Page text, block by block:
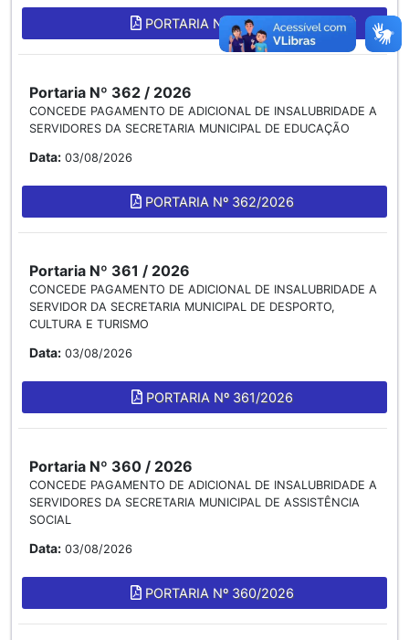
PORTARIA Nº 363/2026
Portaria Nº 362 / 2026
CONCEDE PAGAMENTO DE ADICIONAL DE INSALUBRIDADE A
SERVIDORES DA SECRETARIA MUNICIPAL DE EDUCAÇÃO
Data: 03/08/2026
PORTARIA Nº 362/2026
Portaria Nº 361 / 2026
CONCEDE PAGAMENTO DE ADICIONAL DE INSALUBRIDADE A
SERVIDOR DA SECRETARIA MUNICIPAL DE DESPORTO,
CULTURA E TURISMO
Data: 03/08/2026
PORTARIA Nº 361/2026
Portaria Nº 360 / 2026
CONCEDE PAGAMENTO DE ADICIONAL DE INSALUBRIDADE A
SERVIDORES DA SECRETARIA MUNICIPAL DE ASSISTÊNCIA
SOCIAL
Data: 03/08/2026
PORTARIA Nº 360/2026